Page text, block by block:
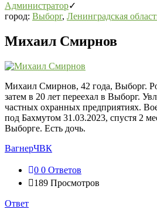
Администратор
город: Выборг, Ленинградская
Михаил Смирнов
Михаил Смирнов, 42 года, Выборг.
затем в 20 лет переехал в Выборг.
частных охранных предприятиях.
под Бахмутом 31.03.2023, спустя 2
Выборге. Есть дочь.
ВагнерЧВК
0 0 Ответов
189 Просмотров
Ответ